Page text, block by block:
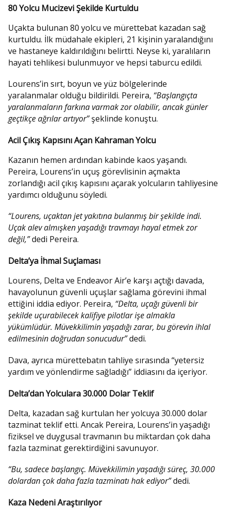
80 Yolcu Mucizevi Şekilde Kurtuldu
Uçakta bulunan 80 yolcu ve mürettebat kazadan sağ
kurtuldu. İlk müdahale ekipleri, 21 kişinin yaralandığını
ve hastaneye kaldırıldığını belirtti. Neyse ki, yaralıların
hayati tehlikesi bulunmuyor ve hepsi taburcu edildi.
Lourens’in sırt, boyun ve yüz bölgelerinde
yaralanmalar olduğu bildirildi. Pereira, “Başlangıçta
yaralanmaların farkına varmak zor olabilir, ancak günler
geçtikçe ağrılar artıyor”şeklinde konuştu.
Acil Çıkış Kapısını Açan Kahraman Yolcu
Kazanın hemen ardından kabinde kaos yaşandı.
Pereira, Lourens’in uçuş görevlisinin açmakta
zorlandığı acil çıkış kapısını açarak yolcuların tahliyesine
yardımcı olduğunu söyledi.
“Lourens, uçaktan jet yakıtına bulanmış bir şekilde indi.
Uçak alev almışken yaşadığı travmayı hayal etmek zor
değil,”dedi Pereira.
Delta’ya İhmal Suçlaması
Lourens, Delta ve Endeavor Air’e karşı açtığı davada,
havayolunun güvenli uçuşlar sağlama görevini ihmal
ettiğini iddia ediyor. Pereira, “Delta, uçağı güvenli bir
şekilde uçurabilecek kalifiye pilotlar işe almakla
yükümlüdür. Müvekkilimin yaşadığı zarar, bu görevin ihlal
edilmesinin doğrudan sonucudur”dedi.
Dava, ayrıca mürettebatın tahliye sırasında “yetersiz
yardım ve yönlendirme sağladığı” iddiasını da içeriyor.
Delta’dan Yolculara 30.000 Dolar Teklif
Delta, kazadan sağ kurtulan her yolcuya 30.000 dolar
tazminat teklif etti. Ancak Pereira, Lourens’in yaşadığı
fiziksel ve duygusal travmanın bu miktardan çok daha
fazla tazminat gerektirdiğini savunuyor.
“Bu, sadece başlangıç. Müvekkilimin yaşadığı süreç, 30.000
dolardan çok daha fazla tazminatı hak ediyor”dedi.
Kaza Nedeni Araştırılıyor